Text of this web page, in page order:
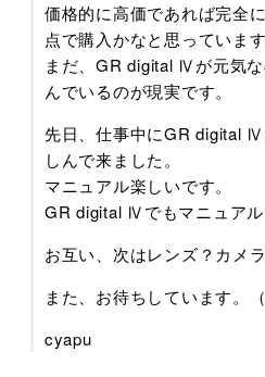
価格的に高価であれば完全
点で購入かなと思っています
まだ、GR digital Ⅳが元気
んでいるのが現実です。
先日、仕事中にGR digital
しんで来ました。
マニュアル楽しいです。
GR digital Ⅳでもマニュアル
お互い、次はレンズ？カメ
また、お待ちしています。（
cyapu